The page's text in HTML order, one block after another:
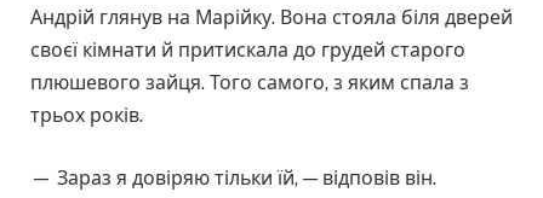
Андрій глянув на Марійку. Вона стояла біля дверей
своєї кімнати й притискала до грудей старого
плюшевого зайця. Того самого, з яким спала з
трьох років.
— Зараз я довіряю тільки їй, — відповів він.